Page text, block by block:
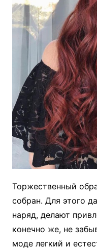
Торжественный
собран. Для этого
наряд, делают
конечно же, не
моде легкий и